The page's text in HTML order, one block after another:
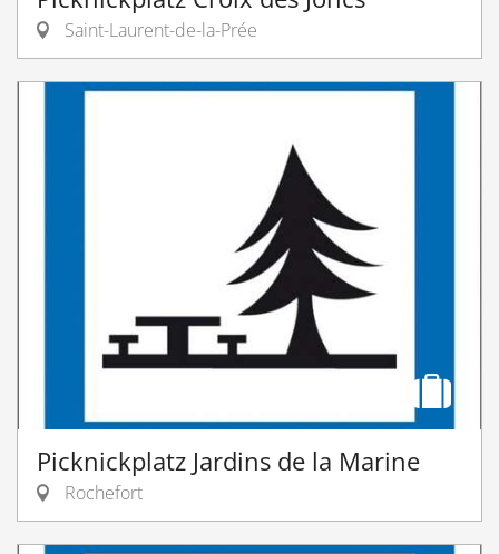
Saint-Laurent-de-la-Prée
Picknickplatz Jardins de la Marine
Rochefort